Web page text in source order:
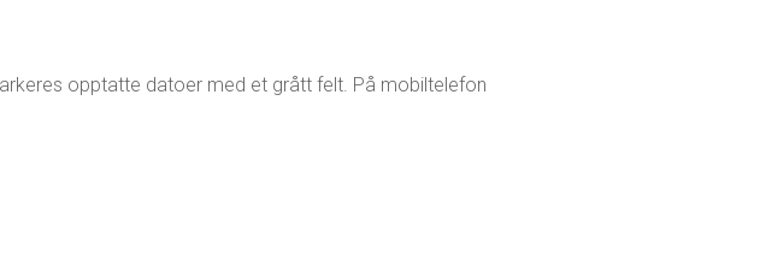
opptatte datoer med et grått felt. På mobiltelefon